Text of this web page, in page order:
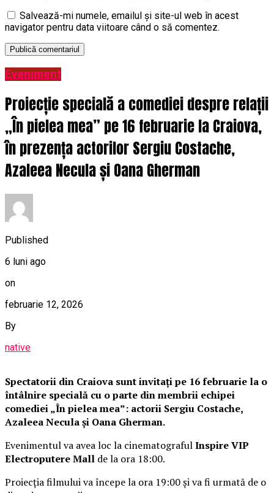
Salvează-mi numele, emailul și site-ul web în acest
navigator pentru data viitoare când o să comentez.
Eveniment
Proiecție specială a comediei despre relații
„În pielea mea” pe 16 februarie la Craiova,
în prezența actorilor Sergiu Costache,
Azaleea Necula și Oana Gherman
Published
6 luni ago
on
februarie 12, 2026
By
native
Spectatorii din Craiova sunt invitați pe 16 februarie la o
întâlnire specială cu o parte din membrii echipei
comediei „În pielea mea”: actorii Sergiu Costache,
Azaleea Necula și Oana Gherman.
Evenimentul va avea loc la cinematografulInspire VIP
Electroputere Mall de la ora 18:00.
Proiecția filmului va începe la ora 19:00 și va fi urmată de o